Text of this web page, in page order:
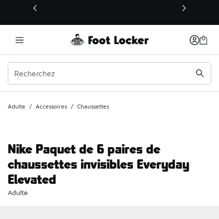
Ce lien s’ouvrira dans une nouvelle fenêtre
Adulte / Accessoires / Chaussettes
Nike Paquet de 6 paires de
chaussettes invisibles Everyday
Elevated
Adulte